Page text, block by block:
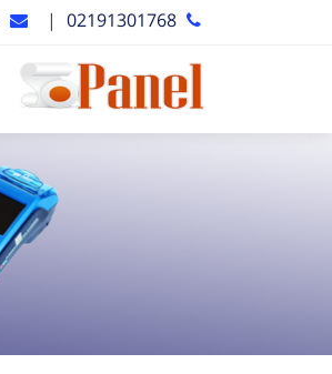
02191301768
|